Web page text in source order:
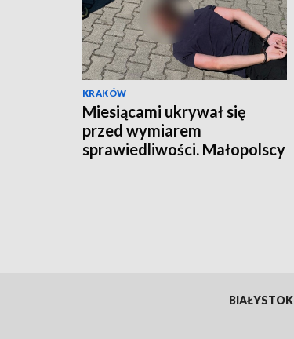
KRAKÓW
Miesiącami ukrywał się
przed wymiarem
sprawiedliwości. Małopolscy
BIAŁYSTOK